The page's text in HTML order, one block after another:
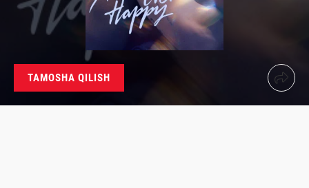
TAMOSHA QILISH